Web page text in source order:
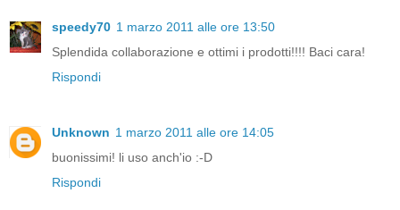
speedy70 1 marzo 2011 alle ore 13:50
Splendida collaborazione e ottimi i prodotti!!!! Baci cara!
Rispondi
Unknown 1 marzo 2011 alle ore 14:05
buonissimi! li uso anch'io :-D
Rispondi